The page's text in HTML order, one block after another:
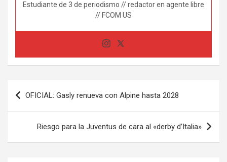
Estudiante de 3 de periodismo // redactor en agente libre
// FCOM US
Navegación
de
entradas
OFICIAL: Gasly renueva con Alpine hasta 2028
Riesgo para la Juventus de cara al «derby d’Italia»